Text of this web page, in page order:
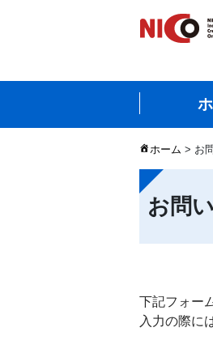
ホーム > お
お問
下記フォー
入力の際に